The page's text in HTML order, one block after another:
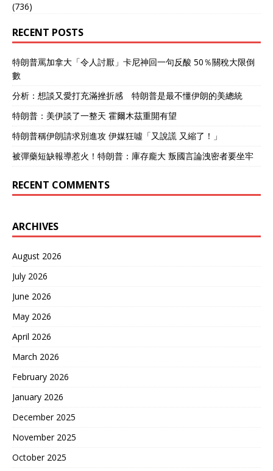
(736)
RECENT POSTS
特朗普罵加拿大「令人討厭」卡尼神回一句反酸 50％關稅大限倒
數
分析：想談又愛打充滿挫折感 特朗普是最不懂伊朗的美總統
特朗普：美伊談了一整天 霍爾木茲重開有望
特朗普稱伊朗請求別進攻 伊媒狂噓「又說謊 又縮了！」
被彈藥短缺報導惹火！特朗普：庫存龐大 叛國言論洩密者要坐牢
RECENT COMMENTS
ARCHIVES
August 2026
July 2026
June 2026
May 2026
April 2026
March 2026
February 2026
January 2026
December 2025
November 2025
October 2025